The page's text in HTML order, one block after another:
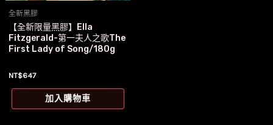
全新黑膠
【全新限量黑膠】Ella
Fitzgerald-第一夫人之歌The
First Lady of Song/180g
NT$647
加入購物車